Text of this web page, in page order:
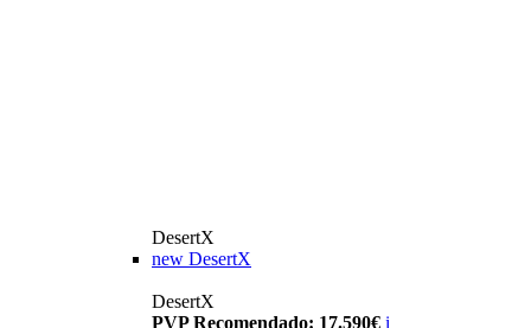
DesertX
new DesertX
DesertX
PVP Recomendado: 17.590€ i